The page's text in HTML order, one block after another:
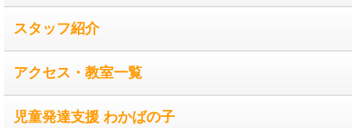
スタッフ紹介
アクセス・教室一覧
児童発達支援 わかばの子